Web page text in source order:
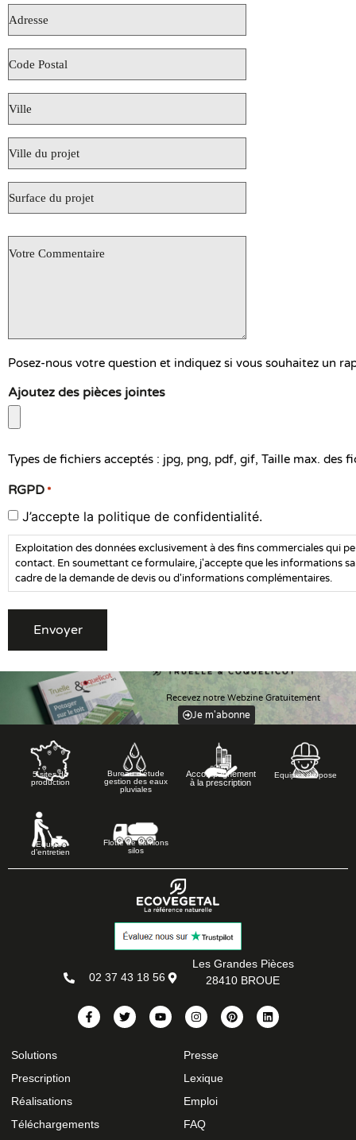
Adresse
*
Code
Postal
*
Ville
*
Ville
du
projet
Surface
du
projet
votre
Posez-nous votre question et indiquez si vous souhaitez un
Ajoutez des pièces jointes
Types de fichiers acceptés : jpg, png, pdf, gif, Taille max. des
RGPD *
J’accepte la politique de confidentialité.
Exploitation des données exclusivement à des fins commerciales qui
contact. En soumettant ce formulaire, j'accepte que les informations
cadre de la demande de devis ou d'informations complémentaires.
Alternative:
Recevez notre Webzine Gratuitement
Je m'abonne
5 sites de
production
Bureau d’étude
gestion des eaux
pluviales
Accompagnement
à la prescription
Equipes de pose
Equipes
d’entretien
Flotte de camions
silos
02 37 43 18 56
Les Grandes Pièces
28410 BROUE
Solutions
Prescription
Réalisations
Téléchargements
Presse
Lexique
Emploi
FAQ